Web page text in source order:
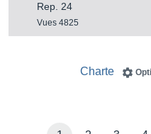
Rep. 24
Vues 4825
Charte